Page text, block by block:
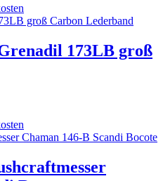
173LB groß